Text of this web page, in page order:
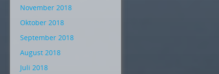
November 2018
Oktober 2018
September 2018
August 2018
Juli 2018